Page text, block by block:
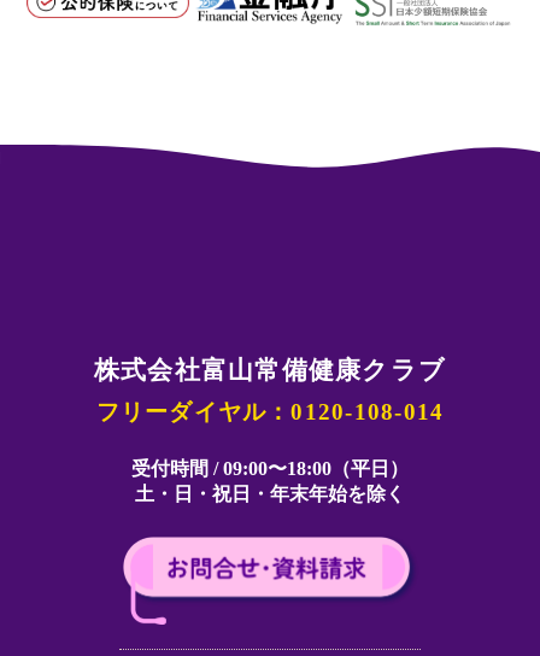
株式会社富山常備健康クラブ
フリーダイヤル：0120-108-014
受付時間 / 09:00〜18:00（平日）
土・日・祝日・年末年始を除く